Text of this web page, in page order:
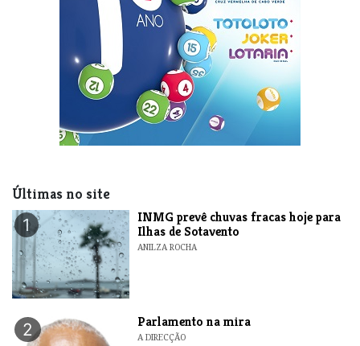
Últimas no site
1
INMG prevê chuvas fracas hoje para
Ilhas de Sotavento
ANILZA ROCHA
2 Parlamento na mira
A DIRECÇÃO